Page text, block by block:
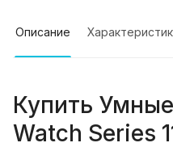
Описание
Купить
Watch Series